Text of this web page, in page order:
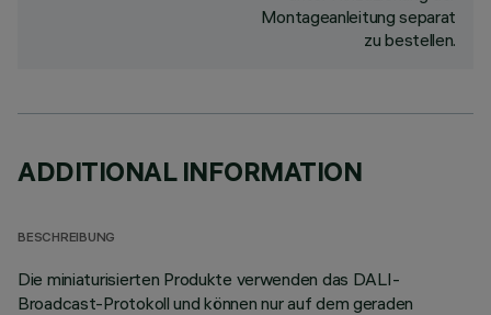
Montageanleitung separat
zu bestellen.
ADDITIONAL INFORMATION
BESCHREIBUNG
Die miniaturisierten Produkte verwenden das DALI-
Broadcast-Protokoll und können nur auf dem geraden